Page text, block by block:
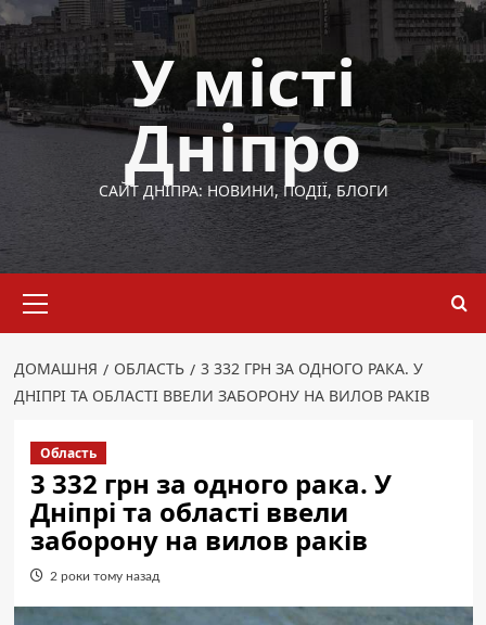
Перейти
до
вмісту
У місті
Дніпро
САЙТ ДНІПРА: НОВИНИ, ПОДІЇ, БЛОГИ
меню
ДОМАШНЯ ОБЛАСТЬ
3 332 ГРН ЗА ОДНОГО РАКА. У
ДНІПРІ ТА ОБЛАСТІ ВВЕЛИ ЗАБОРОНУ НА ВИЛОВ РАКІВ
Область
3 332 грн за одного рака. У
Дніпрі та області ввели
заборону на вилов раків
2 роки тому назад